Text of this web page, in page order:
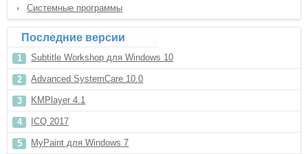
Системные программы
Последние версии
Subtitle Workshop для Windows 10
Advanced SystemCare 10.0
KMPlayer 4.1
ICQ 2017
MyPaint для Windows 7